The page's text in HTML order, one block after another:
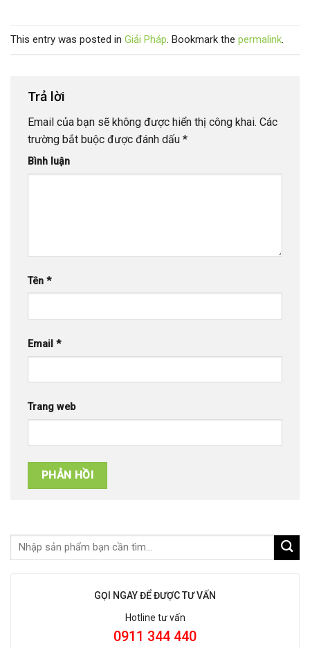
GỌI NGAY ĐỂ ĐƯỢC TƯ VẤN
Hotline tư vấn
0911 344 440
This entry was posted in Giải Pháp. Bookmark the permalink.
Trả lời
Email của bạn sẽ không được hiển thị công khai. Các
trường bắt buộc được đánh dấu *
Bình luận
Tên *
Email *
Trang web